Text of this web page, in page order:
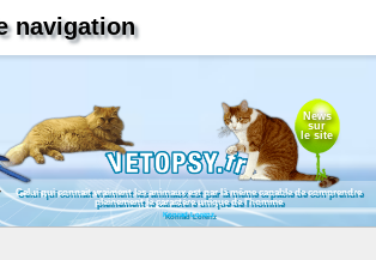
News
sur
le site
Celui qui connait vraiment les animaux est par là même capable de comprendre
pleinement le caractère unique de l'homme
Konrad Lorenz
navigation